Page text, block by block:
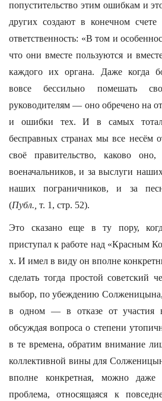
попустительство этим ошибкам и
других создают в конечном
ответственность: «В том и
что они вместе пользуются и
каждого их органа. Даже когда
вовсе бессильно помешать
руководителям — оно обречено на
и ошибки тех. И в самых
бесправных странах мы все несём
своё правительство, каково
военачальников, и за выслуги
наших пограничников, и за
(Публ., т. 1, стр. 52).
Это сказано еще в ту пору,
приступал к работе над «Красным
х. И имел в виду он вполне
сделать тогда простой советский
выбор, по убеждению
в одном — в отказе от участия
обсуждая вопроса о степени
в те времена, обратим внимание
коллективной вины для
вполне конкретная, можно даже
проблема, относящаяся к